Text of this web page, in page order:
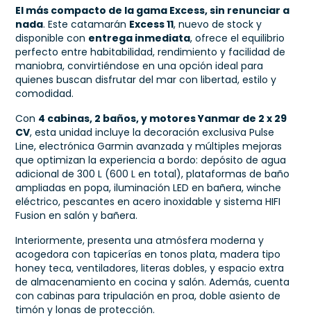
El más compacto de la gama Excess, sin renunciar a
nada. Este catamarán Excess 11, nuevo de stock y
disponible con entrega inmediata, ofrece el equilibrio
perfecto entre habitabilidad, rendimiento y facilidad de
maniobra, convirtiéndose en una opción ideal para
quienes buscan disfrutar del mar con libertad, estilo y
comodidad.
Con 4 cabinas, 2 baños, y motores Yanmar de 2 x 29
CV, esta unidad incluye la decoración exclusiva Pulse
Line, electrónica Garmin avanzada y múltiples mejoras
que optimizan la experiencia a bordo: depósito de agua
adicional de 300 L (600 L en total), plataformas de baño
ampliadas en popa, iluminación LED en bañera, winche
eléctrico, pescantes en acero inoxidable y sistema HIFI
Fusion en salón y bañera.
Interiormente, presenta una atmósfera moderna y
acogedora con tapicerías en tonos plata, madera tipo
honey teca, ventiladores, literas dobles, y espacio extra
de almacenamiento en cocina y salón. Además, cuenta
con cabinas para tripulación en proa, doble asiento de
timón y lonas de protección.